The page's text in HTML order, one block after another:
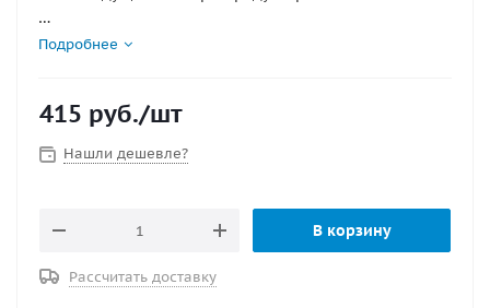
Мощность мотора:
OEM: 90170-16M01-00
Подробнее
415 руб./шт
Нашли дешевле?
В корзину
Рассчитать доставку